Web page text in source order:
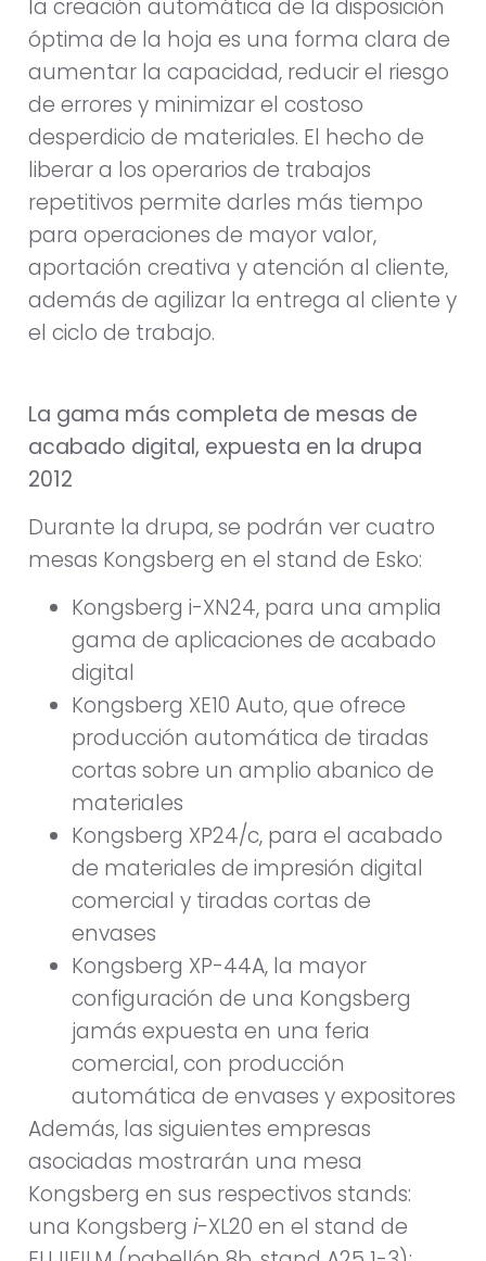
la creación automática de la disposición
óptima de la hoja es una forma clara de
aumentar la capacidad, reducir el riesgo
de errores y minimizar el costoso
desperdicio de materiales. El hecho de
liberar a los operarios de trabajos
repetitivos permite darles más tiempo
para operaciones de mayor valor,
aportación creativa y atención al cliente,
además de agilizar la entrega al cliente y
el ciclo de trabajo.
La gama más completa de mesas de
acabado digital, expuesta en la drupa
2012
Durante la drupa, se podrán ver cuatro
mesas Kongsberg en el stand de Esko:
Kongsberg i-XN24, para una amplia
gama de aplicaciones de acabado
digital
Kongsberg XE10 Auto, que ofrece
producción automática de tiradas
cortas sobre un amplio abanico de
materiales
Kongsberg XP24/c, para el acabado
de materiales de impresión digital
comercial y tiradas cortas de
envases
Kongsberg XP-44A, la mayor
configuración de una Kongsberg
jamás expuesta en una feria
comercial, con producción
automática de envases y expositores
Además, las siguientes empresas
asociadas mostrarán una mesa
Kongsberg en sus respectivos stands:
una Kongsberg i-XL20 en el stand de